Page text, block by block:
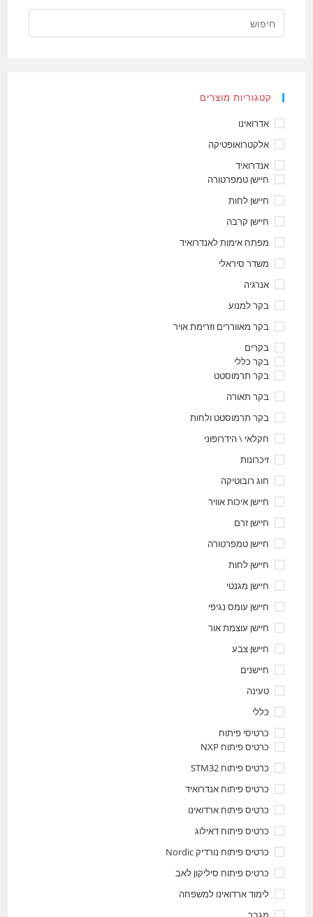
קטגוריות מוצרים
אדרואינו
אלקטרואופטיקה
אנדרואיד
חיישן טמפרטורה
חיישן לחות
חיישן קרבה
מפתח אימות לאנדרואיד
משדר סיראלי
אנרגיה
בקר למנוע
בקר מאווררים וזרימת אויר
בקרים
בקר כללי
בקר תרמוסטט
בקר תאורה
בקר תרמוסטט ולחות
חקלאי \ הידרופוני
זיכרונות
חוג רובוטיקה
חיישן איכות אוויר
חיישן זרם
חיישן טמפרטורה
חיישן לחות
חיישן מגנטי
חיישן עומס נגיפי
חיישן עוצמת אור
חיישן צבע
חיישנים
טעינה
כללי
כרטיסי פיתוח
כרטיס פיתוח NXP
כרטיס פיתוח STM32
כרטיס פיתוח אנדרואיד
כרטיס פיתוח ארדואינו
כרטיס פיתוח דאילוג
כרטיס פיתוח נורדיק Nordic
כרטיס פיתוח סיליקון לאב
לימוד ארדואינו למשפחה